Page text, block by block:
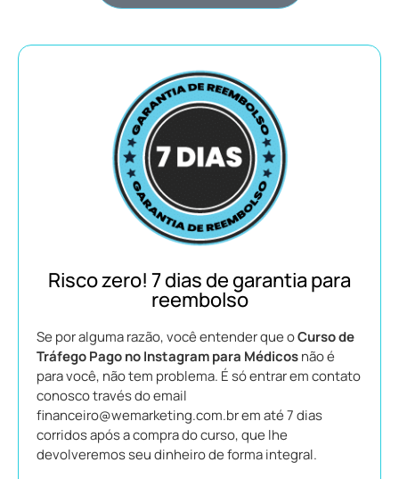
Risco zero! 7 dias de garantia para
reembolso
Se por alguma razão, você entender que oCurso de
Tráfego Pago no Instagram para Médicosnão é
para você, não tem problema. É só entrar em contato
conosco través do email
financeiro@wemarketing.com.br em até 7 dias
corridos após a compra do curso, que lhe
devolveremos seu dinheiro de forma integral.